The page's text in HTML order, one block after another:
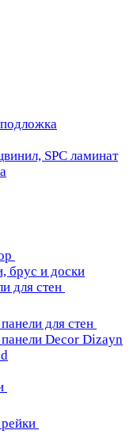
SPC ламинат
брус и доски
для стен
для стен
Decor Dizayn